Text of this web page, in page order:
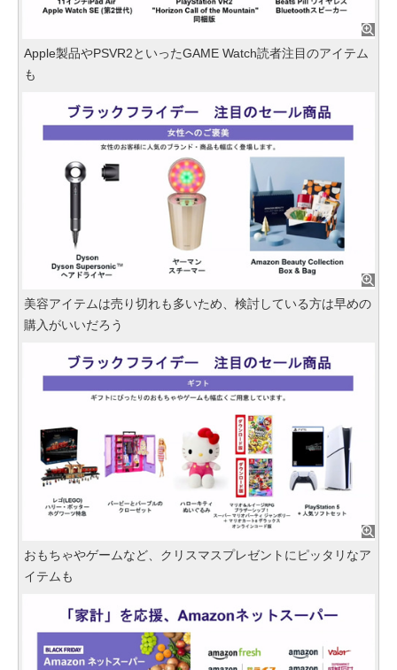
Apple製品やPSVR2といったGAME Watch読者注目のアイテム
も
美容アイテムは売り切れも多いため、検討している方は早めの
購入がいいだろう
おもちゃやゲームなど、クリスマスプレゼントにピッタリなア
イテムも